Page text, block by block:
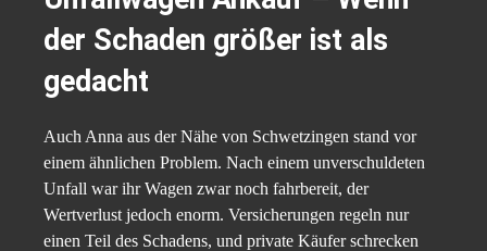
der Schaden größer ist als
gedacht
Auch Anna aus der Nähe von Schwetzingen stand vor
einem ähnlichen Problem. Nach einem unverschuldeten
Unfall war ihr Wagen zwar noch fahrbereit, der
Wertverlust jedoch enorm. Versicherungen regeln nur
einen Teil des Schadens, und private Käufer schrecken